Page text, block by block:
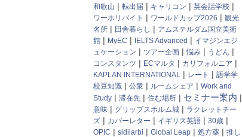
和歌山 | 転出届 | キャリコン | 英会話学校 |
ワーホリバイト | ワールドカップ2026 | 観光
名所 | 田舎暮らし | アムステルダム国立美術
館 | MyEC | IELTS Advanced | イマジンエジ
ュケーション | ツアー企画 |悩み | うどん |
コンスタンツ | ECマルタ | カリフォルニア |
KAPLAN INTERNATIONAL | レート | 語学学
校豆知識 | 公衆 | ルームシェア | Work and
Study | 滞在先 | 住む場所 | セミナー案内 |
意味 | グリップスホルム城 | ラクレットチー
ズ | カバーレター | イギリス英語 | 30歳 |
OPIC | sidilarbi | Global Leap | 処方薬 | 推し